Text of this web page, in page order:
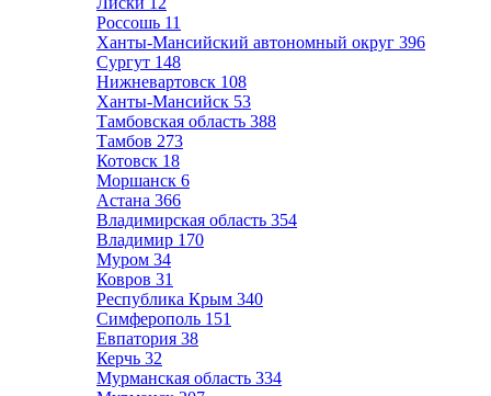
Россошь 11
Ханты-Мансийский автономный округ 396
Сургут 148
Нижневартовск 108
Ханты-Мансийск 53
Тамбовская область 388
Тамбов 273
Котовск 18
Моршанск 6
Астана 366
Владимирская область 354
Владимир 170
Муром 34
Ковров 31
Республика Крым 340
Симферополь 151
Евпатория 38
Керчь 32
Мурманская область 334